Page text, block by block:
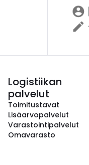
Logistiikan
palvelut
Toimitustavat
Lisäarvopalvelut
Varastointipalvelut
Omavarasto